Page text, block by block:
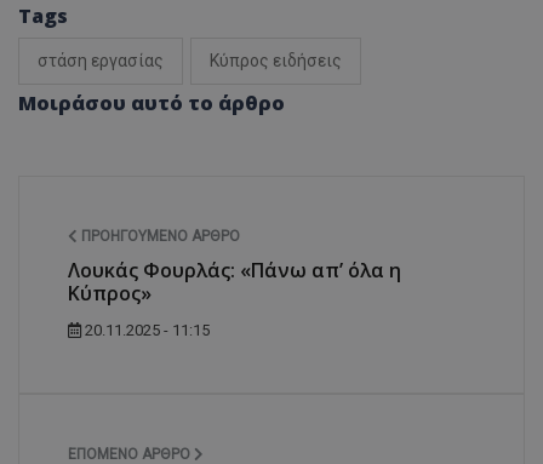
Tags
στάση εργασίας Κύπρος ειδήσεις
Μοιράσου αυτό το άρθρο
ΠΡΟΗΓΟΎΜΕΝΟ ΆΡΘΡΟ
Λουκάς Φουρλάς: «Πάνω απ’ όλα η
Κύπρος»
20.11.2025 - 11:15
ΕΠΌΜΕΝΟ ΆΡΘΡΟ